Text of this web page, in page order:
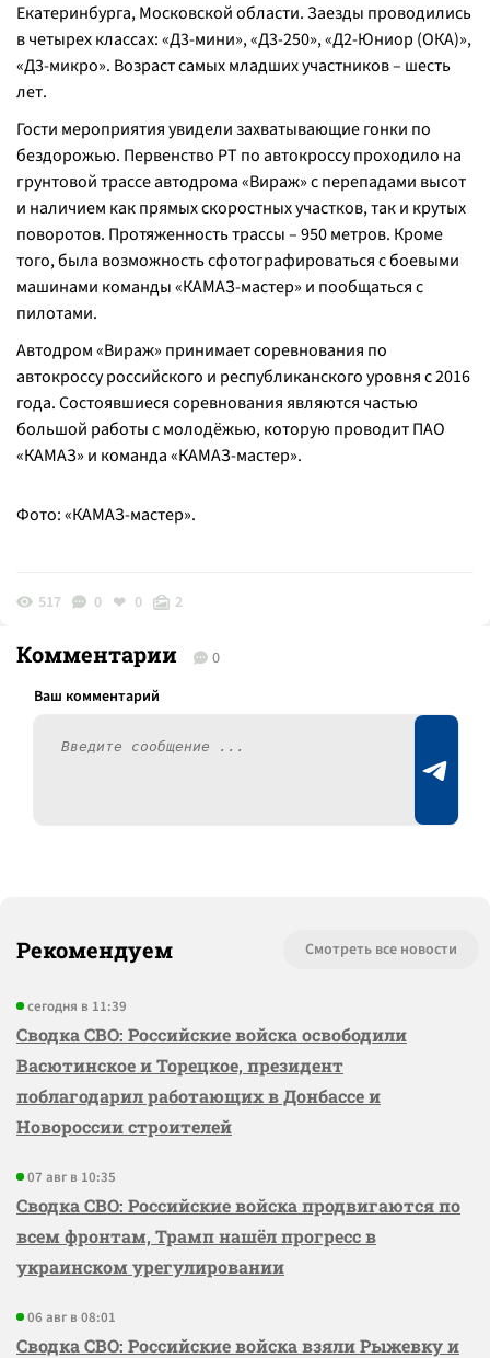
Екатеринбурга, Московской области. Заезды проводились
в четырех классах: «Д3-мини», «Д3-250», «Д2-Юниор (ОКА)»,
«Д3-микро». Возраст самых младших участников – шесть
лет.
Гости мероприятия увидели захватывающие гонки по
бездорожью. Первенство РТ по автокроссу проходило на
грунтовой трассе автодрома «Вираж» с перепадами высот
и наличием как прямых скоростных участков, так и крутых
поворотов. Протяженность трассы – 950 метров. Кроме
того, была возможность сфотографироваться с боевыми
машинами команды «КАМАЗ-мастер» и пообщаться с
пилотами.
Автодром «Вираж» принимает соревнования по
автокроссу российского и республиканского уровня с 2016
года. Состоявшиеся соревнования являются частью
большой работы с молодёжью, которую проводит ПАО
«КАМАЗ» и команда «КАМАЗ-мастер».
Фото: «КАМАЗ-мастер».
517 0 0 2
Комментарии 0
Рекомендуем Смотреть все новости
сегодня в 11:39
Сводка СВО: Российские войска освободили
Васютинское и Торецкое, президент
поблагодарил работающих в Донбассе и
Новороссии строителей
07 авг в 10:35
Сводка СВО: Российские войска продвигаются по
всем фронтам, Трамп нашёл прогресс в
украинском урегулировании
06 авг в 08:01
Сводка СВО: Российские войска взяли Рыжевку и